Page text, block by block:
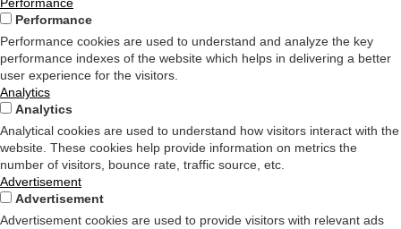
Performance
Performance cookies are used to understand and analyze the key
performance indexes of the website which helps in delivering a better
user experience for the visitors.
Analytics
Analytics
Analytical cookies are used to understand how visitors interact with the
website. These cookies help provide information on metrics the
number of visitors, bounce rate, traffic source, etc.
Advertisement
Advertisement
Advertisement cookies are used to provide visitors with relevant ads